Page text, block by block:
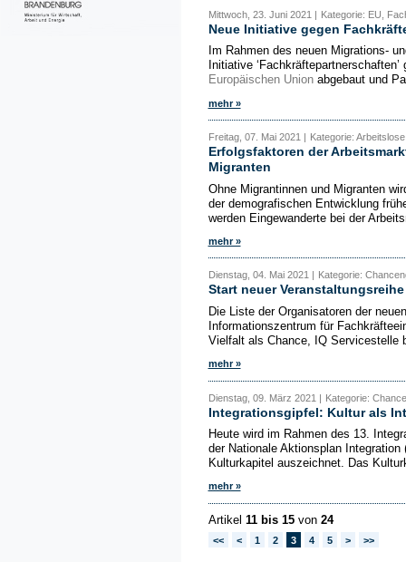
Mittwoch, 23. Juni 2021 | Kategorie: EU,
Neue Initiative gegen
Im Rahmen des neuen Migrations-
Initiative
Europäischen Unionabgebaut und
mehr »
Freitag, 07. Mai 2021 | Kategorie:
Erfolgsfaktoren der
Migranten
Ohne Migrantinnen und Migranten
der demografischen Entwicklung
werden Eingewanderte bei der
mehr »
Dienstag, 04. Mai 2021 | Kategorie:
Start neuer
Die Liste der Organisatoren der
Informationszentrum für
Vielfalt als Chance, IQ Servicestelle
mehr »
Dienstag, 09. März 2021 | Kategorie:
Integrationsgipfel: Kultur als
Heute wird im Rahmen des 13.
der Nationale Aktionsplan
Kulturkapitel auszeichnet. Das
mehr »
Artikel 11 bis 15von 24
<< < 1 2 3 4 5 > >>